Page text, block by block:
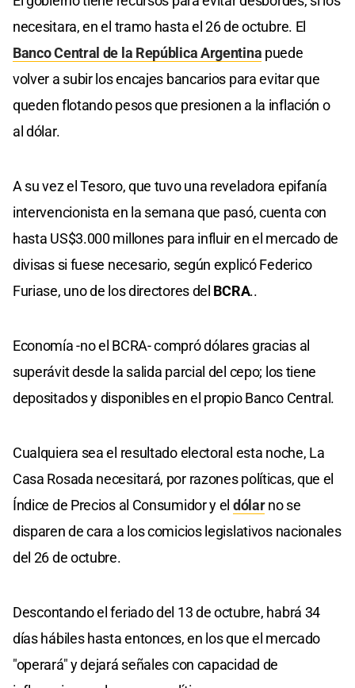
necesitara, en el tramo hasta el 26 de octubre. El
Banco Central de la República Argentina puede
volver a subir los encajes bancarios para evitar que
queden flotando pesos que presionen a la inflación o
al dólar.
A su vez el Tesoro, que tuvo una reveladora epifanía
intervencionista en la semana que pasó, cuenta con
hasta US$3.000 millones para influir en el mercado de
divisas si fuese necesario, según explicó Federico
Furiase, uno de los directores del BCRA..
Economía -no el BCRA- compró dólares gracias al
superávit desde la salida parcial del cepo; los tiene
depositados y disponibles en el propio Banco Central.
Cualquiera sea el resultado electoral esta noche, La
Casa Rosada necesitará, por razones políticas, que el
Índice de Precios al Consumidor y el dólarno se
disparen de cara a los comicios legislativos nacionales
del 26 de octubre.
Descontando el feriado del 13 de octubre, habrá 34
días hábiles hasta entonces, en los que el mercado
"operará" y dejará señales con capacidad de